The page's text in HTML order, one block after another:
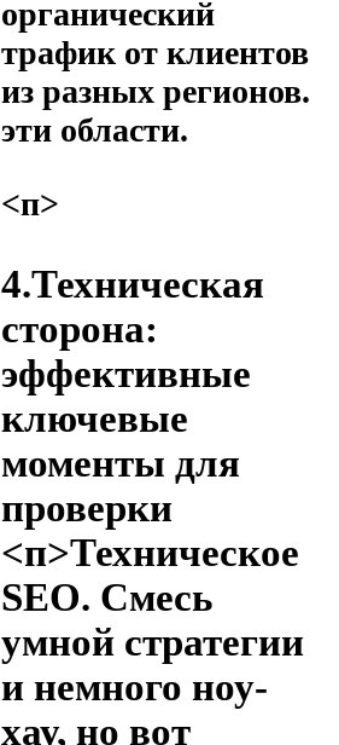
органический
трафик от клиентов
из разных регионов.
эти области.
<п>
4.Техническая
сторона:
эффективные
ключевые
моменты для
проверки
<п>Техническое
SEO. Смесь
умной стратегии
и немного ноу-
хау, но вот